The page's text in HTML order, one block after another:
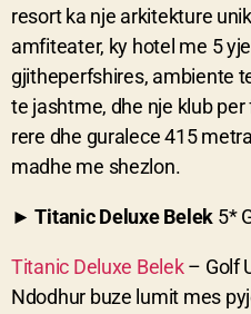
resort ka nje arkitekture
amfiteater, ky hotel me 5
gjitheperfshires, ambiente
te jashtme, dhe nje klub
rere dhe guralece 415
madhe me shezlon.
► Titanic Deluxe Belek 5*
Titanic Deluxe Belek– Golf
Ndodhur buze lumit mes